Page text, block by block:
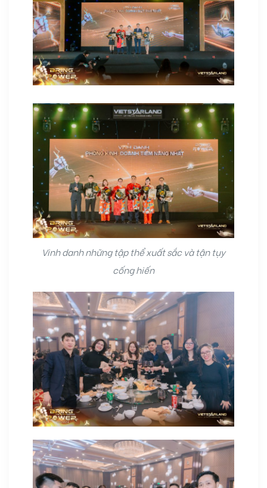
Vinh danh những tập thể xuất sắc và tận tụy
cống hiến